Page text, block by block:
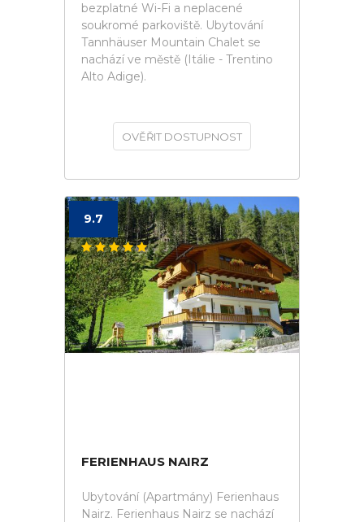
bezplatné Wi-Fi a neplacené
soukromé parkoviště. Ubytování
Tannhäuser Mountain Chalet se
nachází ve městě (Itálie - Trentino
Alto Adige).
OVĚŘIT DOSTUPNOST
9.7
FERIENHAUS NAIRZ
Ubytování (Apartmány) Ferienhaus
Nairz. Ferienhaus Nairz se nachází